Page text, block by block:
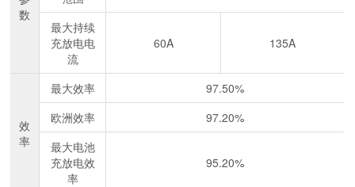
数
最大持续
充放电电
流
60A 135A
效
率
最大效率
97.50%
欧洲效率
97.20%
最大电池
充放电效
率
95.20%